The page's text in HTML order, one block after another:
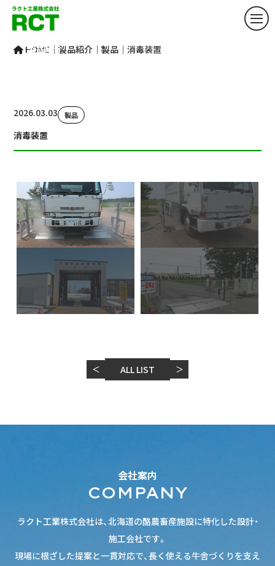
PRODUCT
製品紹介
HOME ｜製品紹介 ｜製品 ｜消毒装置
2026.03.03 製品
消毒装置
＜ ALL LIST ＞
会社案内
COMPANY
ラクト工業株式会社は、北海道の酪農畜産施設に特化した設計・
施工会社です。
現場に根ざした提案と一貫対応で、長く使える牛舎づくりを支え